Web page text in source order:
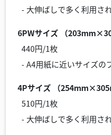
- 大伸ばしで多く利用さ
6PWサイズ （
440円/1枚
- A4用紙に近いサイズの
4Pサイズ （
510円/1枚
- 大伸ばしで多く利用さ